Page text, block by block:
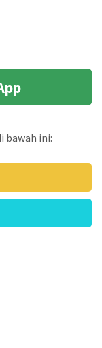
bawah ini: